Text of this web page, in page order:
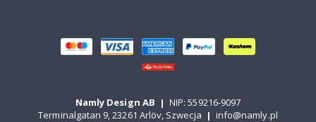
Namly Design AB | NIP: 559216-9097
Terminalgatan 9, 23261 Arlöv, Szwecja | info@namly.pl